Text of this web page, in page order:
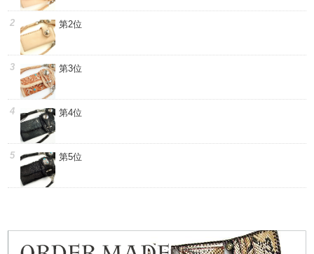
第2位
第3位
第4位
第5位